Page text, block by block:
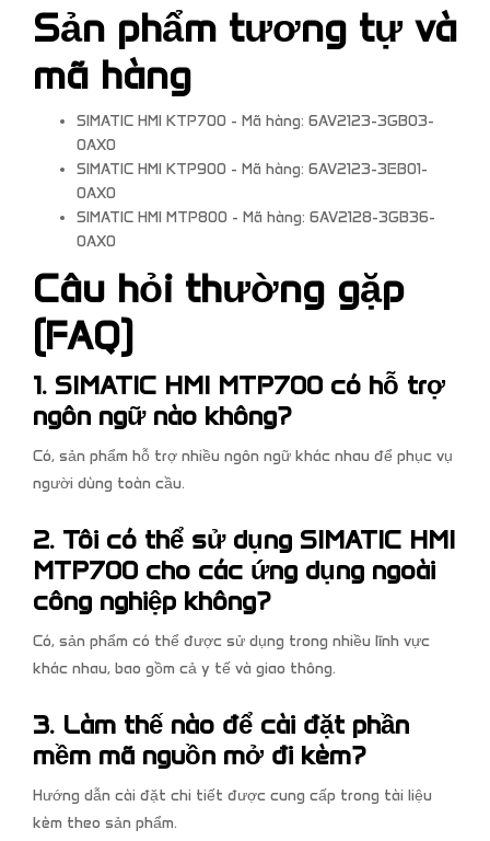
Sản phẩm tương tự và
mã hàng
SIMATIC HMI KTP700 - Mã hàng: 6AV2123-3GB03-
0AX0
SIMATIC HMI KTP900 - Mã hàng: 6AV2123-3EB01-
0AX0
SIMATIC HMI MTP800 - Mã hàng: 6AV2128-3GB36-
0AX0
Câu hỏi thường gặp
(FAQ)
1. SIMATIC HMI MTP700 có hỗ trợ
ngôn ngữ nào không?
Có, sản phẩm hỗ trợ nhiều ngôn ngữ khác nhau để phục vụ
người dùng toàn cầu.
2. Tôi có thể sử dụng SIMATIC HMI
MTP700 cho các ứng dụng ngoài
công nghiệp không?
Có, sản phẩm có thể được sử dụng trong nhiều lĩnh vực
khác nhau, bao gồm cả y tế và giao thông.
3. Làm thế nào để cài đặt phần
mềm mã nguồn mở đi kèm?
Hướng dẫn cài đặt chi tiết được cung cấp trong tài liệu
kèm theo sản phẩm.